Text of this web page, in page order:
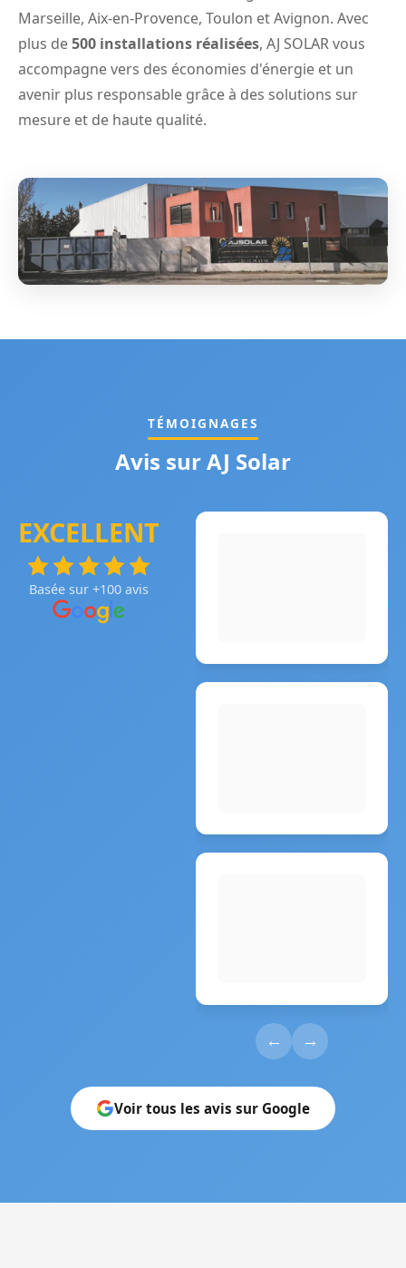
Marseille, Aix-en-Provence, Toulon etAvignon. Avec
plus de500 installations réalisées, AJ SOLAR vous
accompagne vers des économies d'énergie et un
avenir plus responsable grâce à des solutions sur
mesure et de haute qualité.
TÉMOIGNAGES
Avis sur AJ Solar
EXCELLENT
Basée sur +100 avis
← →
Voir tous les avis sur Google